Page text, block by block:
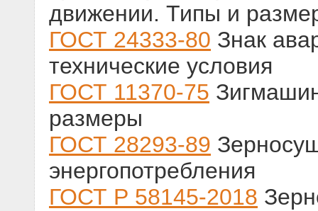
движении. Типы и
ГОСТ 24333-80 Знак
технические условия
ГОСТ 11370-75
размеры
ГОСТ 28293-89
энергопотребления
ГОСТ Р 58145-2018